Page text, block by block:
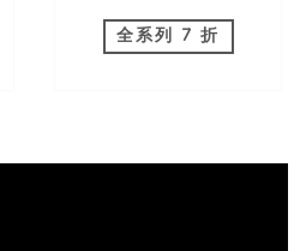
全系列 7 折